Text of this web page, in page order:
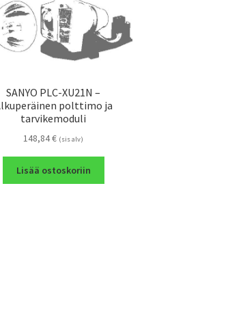
SANYO PLC-XU21N –
polttimo ja
tarvikemoduli
148,84€ (sis alv)
Lisää ostoskoriin